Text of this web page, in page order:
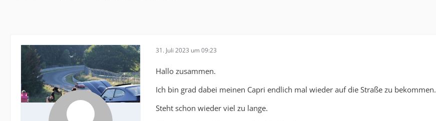
31. Juli 2023 um 09:23
Hallo zusammen.
Ich bin grad dabei meinen Capri endlich mal wieder auf die Straße zu bekommen.
Steht schon wieder viel zu lange.